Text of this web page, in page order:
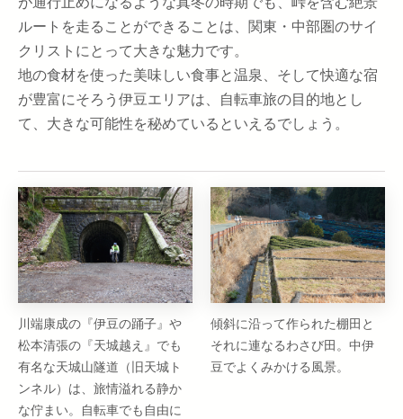
ルートを走ることができることは、関東・中部圏のサイ
クリストにとって大きな魅力です。
地の食材を使った美味しい食事と温泉、そして快適な宿
が豊富にそろう伊豆エリアは、自転車旅の目的地とし
て、大きな可能性を秘めているといえるでしょう。
川端康成の『伊豆の踊子』や
松本清張の『天城越え』でも
有名な天城山隧道（旧天城ト
ンネル）は、旅情溢れる静か
な佇まい。自転車でも自由に
傾斜に沿って作られた棚田と
それに連なるわさび田。中伊
豆でよくみかける風景。